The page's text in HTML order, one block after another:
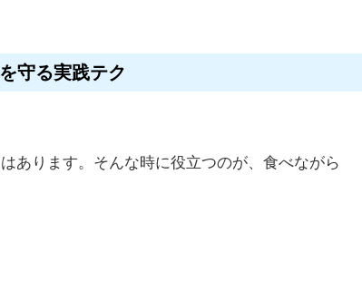
守る実践テク
あります。そんな時に役立つのが、食べながら